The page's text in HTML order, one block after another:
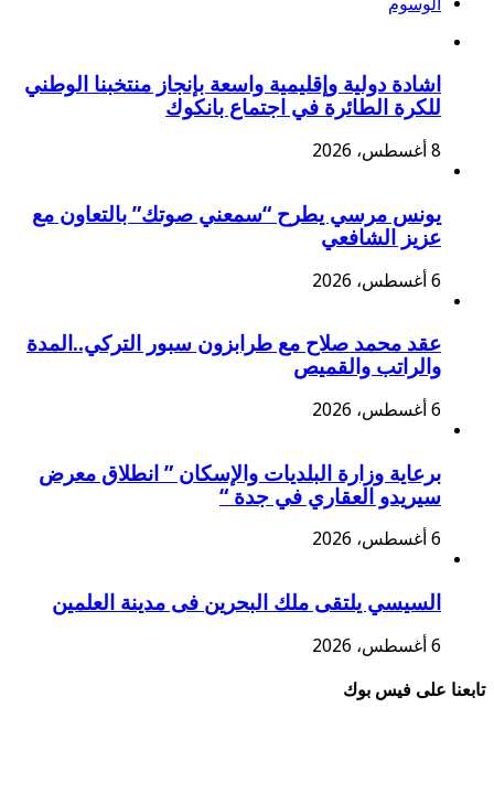
اشادة دولية وإقليمية واسعة بإنجاز منتخبنا الوطني
للكرة الطائرة في اجتماع بانكوك
8 أغسطس، 2026
يونس مرسي يطرح “سمعني صوتك” بالتعاون مع
عزيز الشافعي
6 أغسطس، 2026
عقد محمد صلاح مع طرابزون سبور التركي..المدة
والراتب والقميص
6 أغسطس، 2026
برعاية وزارة البلديات والإسكان ” انطلاق معرض
سيريدو العقاري في جدة “
6 أغسطس، 2026
السيسي يلتقى ملك البحرين فى مدينة العلمين
6 أغسطس، 2026
تابعنا على فيس بوك